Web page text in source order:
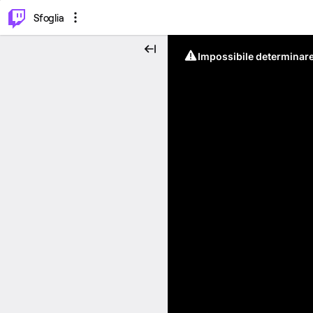
Sfoglia
Impossibile